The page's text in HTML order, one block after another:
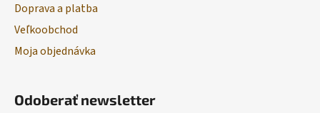
Doprava a platba
Veľkoobchod
Moja objednávka
Odoberať newsletter